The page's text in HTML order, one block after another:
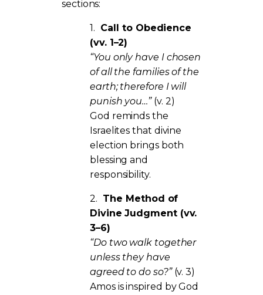
sections:
1. Call to Obedience
(vv. 1–2)
“You only have I chosen
of all the families of the
earth; therefore I will
punish you…”(v. 2)
God reminds the
Israelites that divine
election brings both
blessing and
responsibility.
2. The Method of
Divine Judgment (vv.
3–6)
“Do two walk together
unless they have
agreed to do so?”(v. 3)
Amos is inspired by God